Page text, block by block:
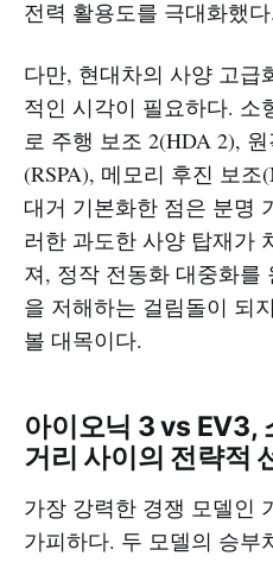
전력 활용도를 극대화했다.
다만, 현대차의 사양 고급
적인 시각이 필요하다. 소
로 주행 보조 2(HDA 2),
(RSPA), 메모리 후진 보
대거 기본화한 점은 분명
러한 과도한 사양 탑재가
져, 정작 전동화 대중화를
을 저해하는 걸림돌이 되
볼 대목이다.
아이오닉 3 vs EV3,
거리 사이의 전략적
가장 강력한 경쟁 모델인
가피하다. 두 모델의 승부